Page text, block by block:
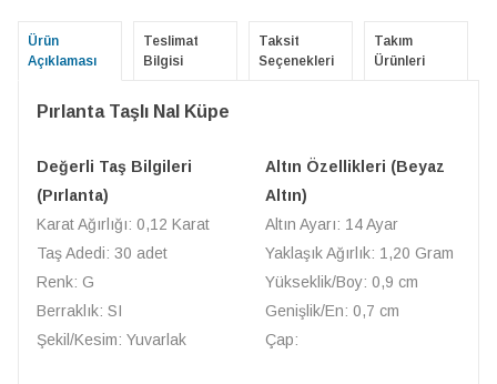
Ürün
Açıklaması
Teslimat
Bilgisi
Taksit
Seçenekleri
Takım
Ürünleri
Pırlanta Taşlı Nal Küpe
Değerli Taş Bilgileri
(Pırlanta)
Karat Ağırlığı: 0,12 Karat
Taş Adedi: 30 adet
Renk: G
Berraklık: SI
Şekil/Kesim: Yuvarlak
Altın Özellikleri (Beyaz
Altın)
Altın Ayarı: 14 Ayar
Yaklaşık Ağırlık: 1,20 Gram
Yükseklik/Boy: 0,9 cm
Genişlik/En: 0,7 cm
Çap: